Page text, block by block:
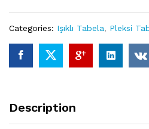
Categories: Işıklı Tabela, Pleksi
Description